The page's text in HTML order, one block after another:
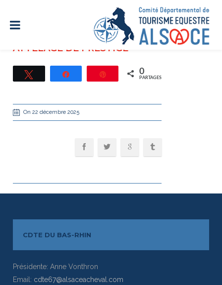
ATTELAGE DE PRESTIGE
Tweetez Partagez Épingle 0
PARTAGES
On 22 décembre 2025
CDTE DU BAS-RHIN
Présidente: Anne Vonthron
Email: cdte67@alsaceacheval.com